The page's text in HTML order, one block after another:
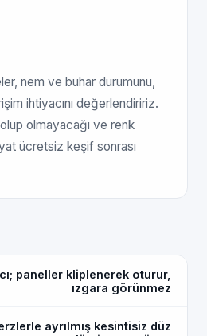
nem ve buhar durumunu,
ihtiyacını değerlendiririz.
olmayacağı ve renk
ücretsiz keşif sonrası
paneller kliplenerek oturur,
ızgara görünmez
ayrılmış kesintisiz düz